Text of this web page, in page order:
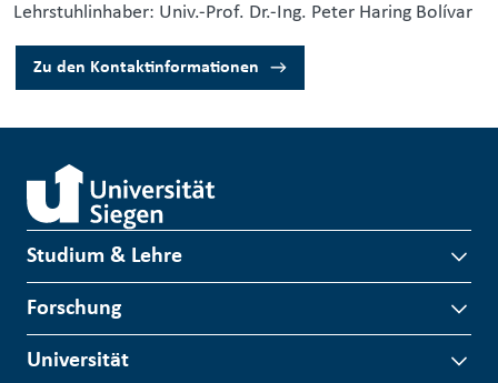
Lehrstuhlinhaber: Univ.-Prof. Dr.-Ing. Peter Haring Bolívar
Zu den Kontaktinformationen
Studium & Lehre
Forschung
Universität